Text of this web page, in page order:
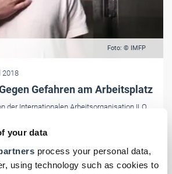
your data
process your personal data,
using technology such as cookies to
Foto: © IMFP
2018
Gefahren am Arbeitsplatz
der Internationalen Arbeitsorganisation ILO
am Arbeitsplatz sensibilisieren.